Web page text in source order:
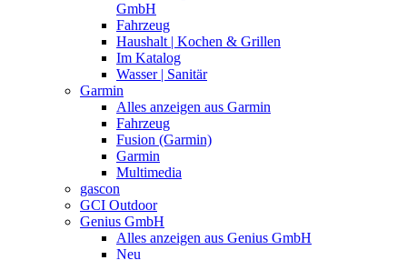
GmbH
Fahrzeug
Haushalt | Kochen & Grillen
Im Katalog
Wasser | Sanitär
Garmin
Alles anzeigen aus Garmin
Fahrzeug
Fusion (Garmin)
Garmin
Multimedia
gascon
GCI Outdoor
Genius GmbH
Alles anzeigen aus Genius GmbH
Neu